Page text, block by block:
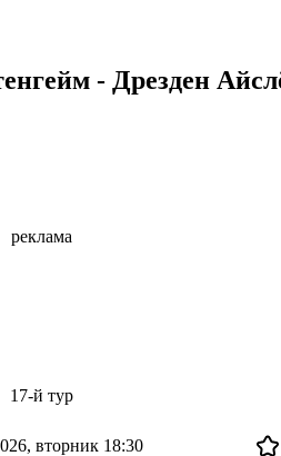
- Дрезден
реклама
17-й тур
вторник 18:30